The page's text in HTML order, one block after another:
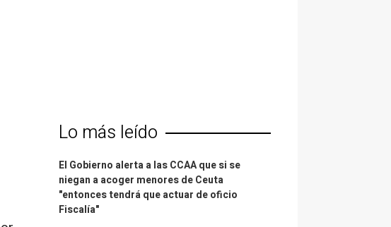
Lo más leído
El Gobierno alerta a las CCAA que si se
niegan a acoger menores de Ceuta
"entonces tendrá que actuar de oficio
Fiscalía"